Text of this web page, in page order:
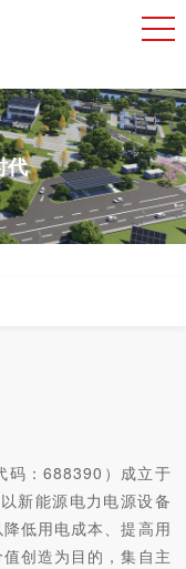
代
码：688390）成立于
新能源电力电源设备
低用电成本、提高用
创造为目的，集自主